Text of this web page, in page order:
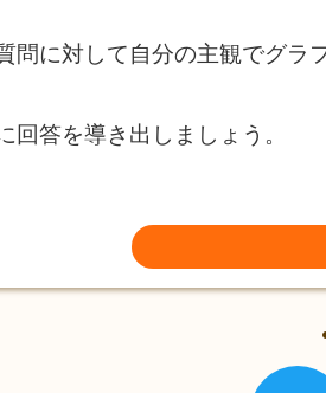
問に対して自分の主観でグラ
回答を導き出しましょう。